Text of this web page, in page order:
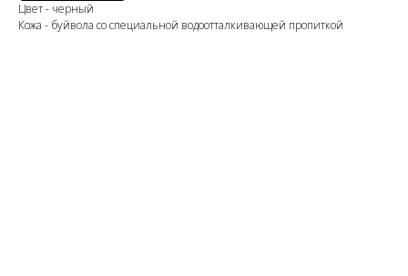
Цвет - черный
Кожа - буйвола со специальной водоотталкивающей пропиткой